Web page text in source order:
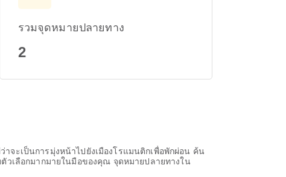
รวมจุดหมายปลายทาง
2
จะเป็นการมุ่งหน้าไปยังเมืองโรแมนติกเพื่อพักผ่อน ค้น
วเลือกมากมายในมือของคุณ จุดหมายปลายทางใน